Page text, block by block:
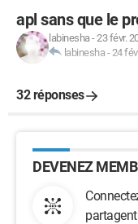
apl sans que le
labinesha-23 févr.
labinesha -24
32 réponses
DEVENEZ